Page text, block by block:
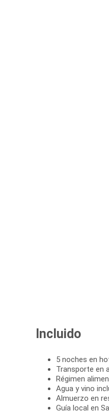
Incluido
5 noches en
Transporte en
Régimen
Agua y vino
Almuerzo en
Guía local en